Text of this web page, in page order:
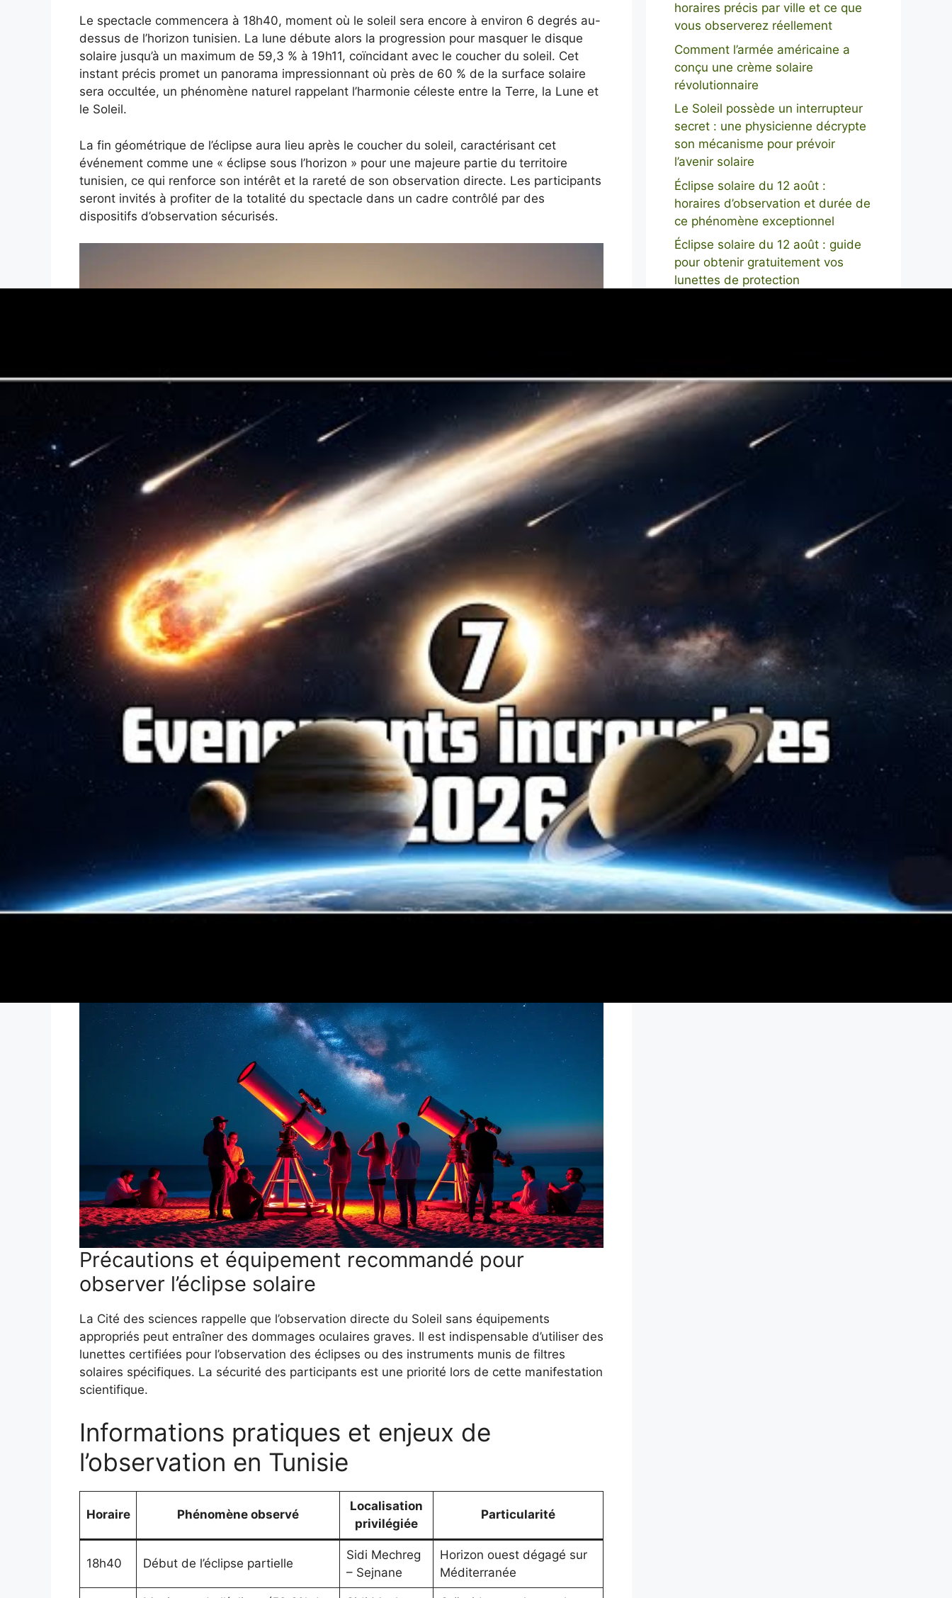
Le spectacle commencera à 18h40, moment où le soleil sera encore à environ 6 degrés au-
dessus de l’horizon tunisien. La lune débute alors la progression pour masquer le disque
solaire jusqu’à un maximum de 59,3 % à 19h11, coïncidant avec le coucher du soleil. Cet
instant précis promet un panorama impressionnant où près de 60 % de la surface solaire
sera occultée, un phénomène naturel rappelant l’harmonie céleste entre la Terre, la Lune et
le Soleil.
La fin géométrique de l’éclipse aura lieu après le coucher du soleil, caractérisant cet
événement comme une « éclipse sous l’horizon » pour une majeure partie du territoire
tunisien, ce qui renforce son intérêt et la rareté de son observation directe. Les participants
seront invités à profiter de la totalité du spectacle dans un cadre contrôlé par des
dispositifs d’observation sécurisés.
Programme de la nuit d’observation
astronomique organisée par la Cité des
sciences
La Cité des sciences facilite une immersion complète dans le monde de l’astronomie avec
un programme articulé autour de plusieurs temps forts :
De 18h30 à 19h20, observation de l’éclipse solaire partielle à l’aide de télescopes
équipés de filtres solaires spécifiques, garantissant sécurité et qualité visuelle.
Une couverture en direct qui accompagnera le début de l’éclipse, son pic à 19h11,
ainsi que le coucher du soleil partiellement occulté vers 19h19.
De 19h30 à 20h00, conférence scientifique expliquant le mécanisme des éclipses
solaires, les conditions particulières de celle-ci en Tunisie, et une anticipation des
phénomènes célestes à venir.
De 20h00 à 21h00, exposition interactive autour du tourisme stellaire et de
l’observation nocturne avec découverte des principales constellations visibles sur le
ciel d’été.
Ce programme vise à renforcer la culture scientifique du public tout en offrant une
Précautions et équipement recommandé pour
observer l’éclipse solaire
La Cité des sciences rappelle que l’observation directe du Soleil sans équipements
appropriés peut entraîner des dommages oculaires graves. Il est indispensable d’utiliser des
lunettes certifiées pour l’observation des éclipses ou des instruments munis de filtres
solaires spécifiques. La sécurité des participants est une priorité lors de cette manifestation
scientifique.
Informations pratiques et enjeux de
l’observation en Tunisie
Horaire Phénomène observé
Localisation
privilégiée
Particularité
18h40 Début de l’éclipse partielle
Sidi Mechreg
– Sejnane
Horizon ouest dégagé sur
Méditerranée
horaires précis par ville et ce que
vous observerez réellement
Comment l’armée américaine a
conçu une crème solaire
révolutionnaire
Le Soleil possède un interrupteur
secret : une physicienne décrypte
son mécanisme pour prévoir
l’avenir solaire
Éclipse solaire du 12 août :
horaires d’observation et durée de
ce phénomène exceptionnel
Éclipse solaire du 12 août : guide
pour obtenir gratuitement vos
lunettes de protection